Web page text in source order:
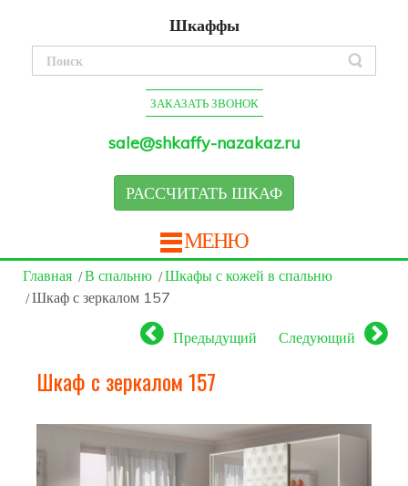
Шкаффы
ЗАКАЗАТЬ ЗВОНОК
sale@shkaffy-nazakaz.ru
РАССЧИТАТЬ ШКАФ
МЕНЮ
Главная В спальню
Шкафы с кожей в спальню
Шкаф с зеркалом 157
Предыдущий Следующий
Шкаф с зеркалом 157